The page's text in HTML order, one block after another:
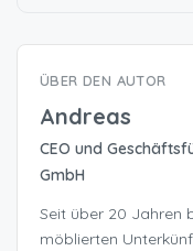
ÜBER DEN AUTOR
Andreas
CEO und
GmbH
Seit über 20 Jahren
möblierten